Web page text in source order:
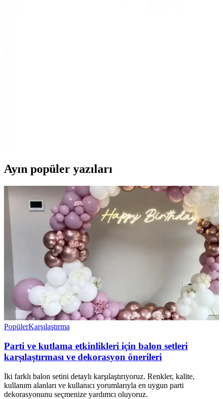
Ayın popüler yazıları
PopülerKarşılaştırma
Parti ve kutlama etkinlikleri için balon setleri
karşılaştırması ve dekorasyon önerileri
İki farklı balon setini detaylı karşılaştırıyoruz. Renkler, kalite,
kullanım alanları ve kullanıcı yorumlarıyla en uygun parti
dekorasyonunu seçmenize yardımcı oluyoruz.